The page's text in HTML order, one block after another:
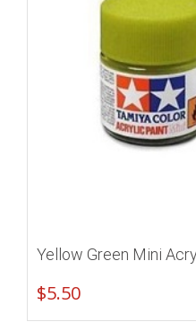
Yellow Green Mini
$5.50